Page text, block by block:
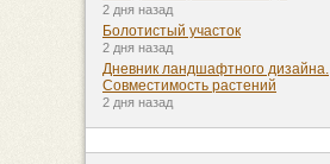
2 дня назад
Болотистый участок
2 дня назад
Дневник ландшафтного дизайна.
Совместимость растений
2 дня назад